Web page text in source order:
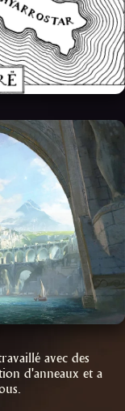
avec des
d'anneaux et a